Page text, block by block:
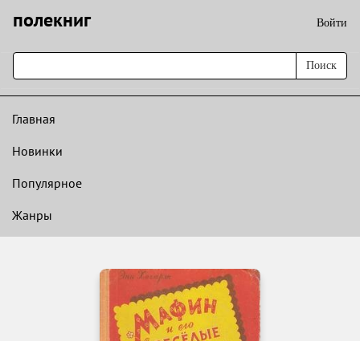
полекниг Войти
Поиск
Главная
Новинки
Популярное
Жанры